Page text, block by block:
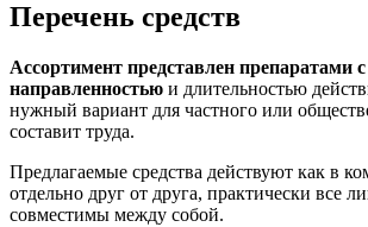
Перечень средств
Ассортимент представлен препаратами
направленностью и длительностью
нужный вариант для частного или
составит труда.
Предлагаемые средства действуют как в
отдельно друг от друга, практически все
совместимы между собой.